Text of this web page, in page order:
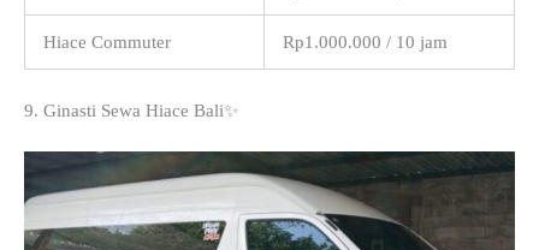
Hiace Commuter Rp1.000.000 / 10 jam
9. Ginasti Sewa Hiace Bali✨